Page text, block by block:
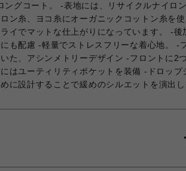
ングコート。 -表地には、リサイクルナイロ
ン糸、ヨコ糸にオーガニックコットン糸を
イでマットな仕上がりになっています。 -後
も配慮 -軽量でストレスフリーな着心地。 -
た、アシンメトリーデザイン -フロントに2
はユーティリティポケットを装備 -ドロップ
に設計することで緩めのシルエットを演出し